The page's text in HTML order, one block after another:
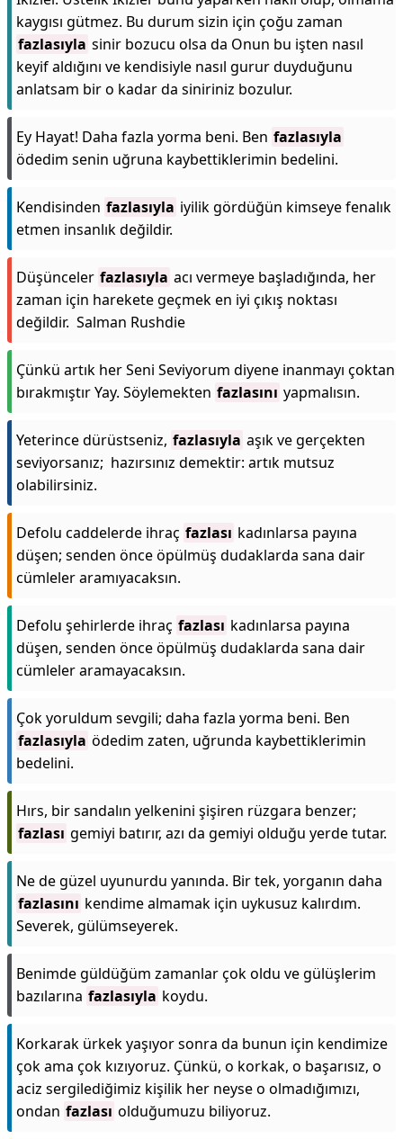
kaygısı gütmez. Bu durum sizin için çoğu zaman
fazlasıyla sinir bozucu olsa da Onun bu işten nasıl
keyif aldığını ve kendisiyle nasıl gurur duyduğunu
anlatsam bir o kadar da siniriniz bozulur.
Ey Hayat! Daha fazla yorma beni. Ben fazlasıyla
ödedim senin uğruna kaybettiklerimin bedelini.
Kendisinden fazlasıyla iyilik gördüğün kimseye fenalık
etmen insanlık değildir.
Düşünceler fazlasıyla acı vermeye başladığında, her
zaman için harekete geçmek en iyi çıkış noktası
değildir. Salman Rushdie
Çünkü artık her Seni Seviyorum diyene inanmayı çoktan
bırakmıştır Yay. Söylemekten fazlasını yapmalısın.
Yeterince dürüstseniz, fazlasıyla aşık ve gerçekten
seviyorsanız; hazırsınız demektir: artık mutsuz
olabilirsiniz.
Defolu caddelerde ihraç fazlası kadınlarsa payına
düşen; senden önce öpülmüş dudaklarda sana dair
cümleler aramıyacaksın.
Defolu şehirlerde ihraç fazlası kadınlarsa payına
düşen, senden önce öpülmüş dudaklarda sana dair
cümleler aramayacaksın.
Çok yoruldum sevgili; daha fazla yorma beni. Ben
fazlasıyla ödedim zaten, uğrunda kaybettiklerimin
bedelini.
Hırs, bir sandalın yelkenini şişiren rüzgara benzer;
fazlası gemiyi batırır, azı da gemiyi olduğu yerde tutar.
Ne de güzel uyunurdu yanında. Bir tek, yorganın daha
fazlasını kendime almamak için uykusuz kalırdım.
Severek, gülümseyerek.
Benimde güldüğüm zamanlar çok oldu ve gülüşlerim
bazılarına fazlasıyla koydu.
Korkarak ürkek yaşıyor sonra da bunun için kendimize
çok ama çok kızıyoruz. Çünkü, o korkak, o başarısız, o
aciz sergilediğimiz kişilik her neyse o olmadığımızı,
ondan fazlası olduğumuzu biliyoruz.